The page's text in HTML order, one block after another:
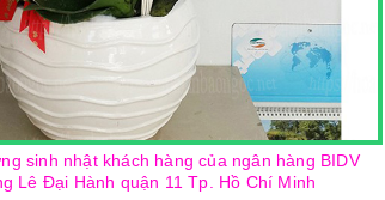
sinh nhật khách hàng của ngân hàng BIDV
Lê Đại Hành quận 11 Tp. Hồ Chí Minh